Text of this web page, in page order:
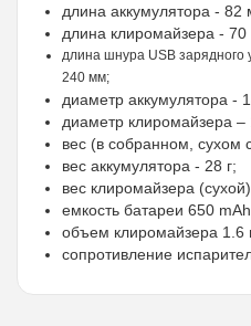
длина аккумулятора - 82
длина клиромайзера -
длина шнура USB зарядного
240 мм;
диаметр аккумулятора -
диаметр клиромайзера
вес (в собранном, сухом
вес аккумулятора - 28 г;
вес клиромайзера
емкость батареи 650
объем клиромайзера 1.6
сопротивление